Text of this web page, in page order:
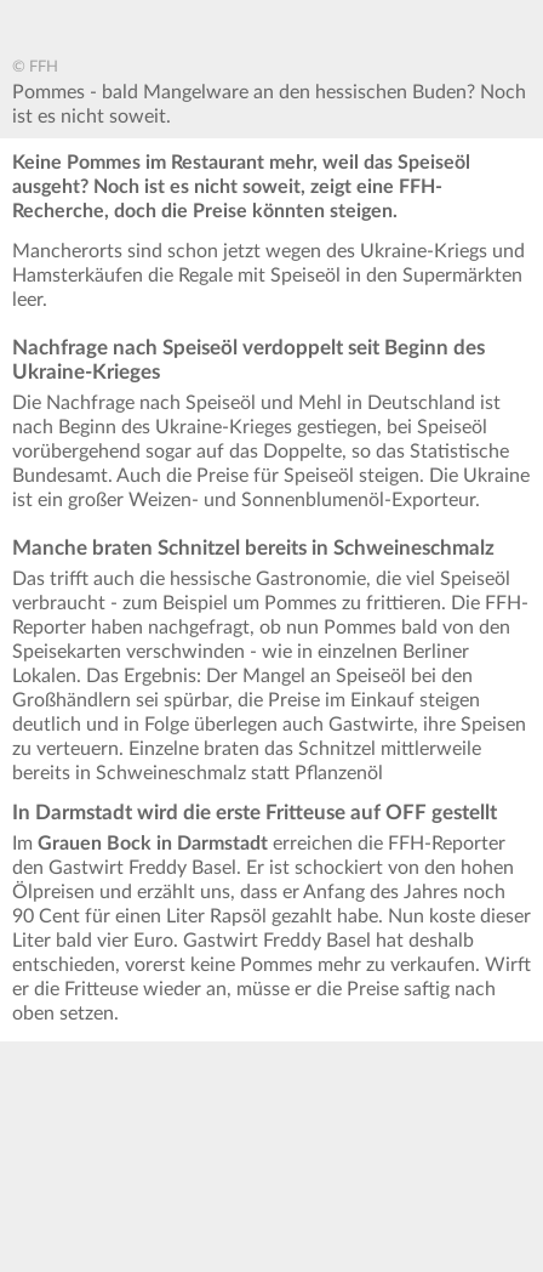
© FFH
Pommes - bald Mangelware an den hessischen Buden? Noch
ist es nicht soweit.
Keine Pommes im Restaurant mehr, weil das Speiseöl
ausgeht? Noch ist es nicht soweit, zeigt eine FFH-
Recherche, doch die Preise könnten steigen.
Mancherorts sind schon jetzt wegen des Ukraine-Kriegs und
Hamsterkäufen die Regale mit Speiseöl in den Supermärkten
leer.
Nachfrage nach Speiseöl verdoppelt seit Beginn des
Ukraine-Krieges
Die Nachfrage nach Speiseöl und Mehl in Deutschland ist
nach Beginn des Ukraine-Krieges gestiegen, bei Speiseöl
vorübergehend sogar auf das Doppelte, so das Statistische
Bundesamt. Auch die Preise für Speiseöl steigen. Die Ukraine
ist ein großer Weizen- und Sonnenblumenöl-Exporteur.
Manche braten Schnitzel bereits in Schweineschmalz
Das trifft auch die hessische Gastronomie, die viel Speiseöl
verbraucht - zum Beispiel um Pommes zu frittieren. Die FFH-
Reporter haben nachgefragt, ob nun Pommes bald von den
Speisekarten verschwinden - wie in einzelnen Berliner
Lokalen. Das Ergebnis: Der Mangel an Speiseöl bei den
Großhändlern sei spürbar, die Preise im Einkauf steigen
deutlich und in Folge überlegen auch Gastwirte, ihre Speisen
zu verteuern. Einzelne braten das Schnitzel mittlerweile
bereits in Schweineschmalz statt Pflanzenöl
In Darmstadt wird die erste Fritteuse auf OFF gestellt
Im Grauen Bock in Darmstadt erreichen die FFH-Reporter
den Gastwirt Freddy Basel. Er ist schockiert von den hohen
Ölpreisen und erzählt uns, dass er Anfang des Jahres noch
90 Cent für einen Liter Rapsöl gezahlt habe. Nun koste dieser
Liter bald vier Euro. Gastwirt Freddy Basel hat deshalb
entschieden, vorerst keine Pommes mehr zu verkaufen. Wirft
er die Fritteuse wieder an, müsse er die Preise saftig nach
oben setzen.